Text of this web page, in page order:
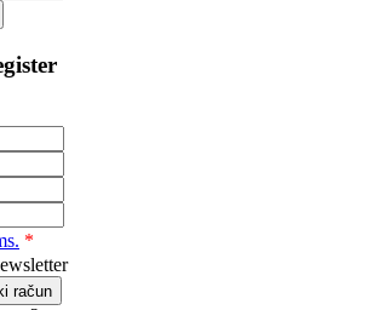
*
račun